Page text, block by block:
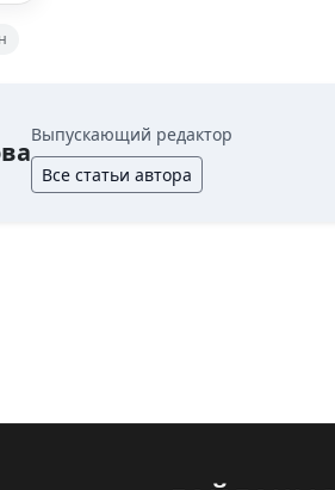
Выпускающий редактор
Все статьи автора